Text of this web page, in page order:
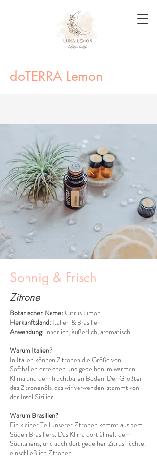
doTERRA Lemon
Sonnig & Frisch
Zitrone
Botanischer Name: Citrus Limon
Herkunftsland: Italien & Brasilien
Anwendung: innerlich, äußerlich, aromatisch
Warum Italien?
In Italien können Zitronen die Größe von
Softbällen erreichen und gedeihen im warmen
Klima und dem fruchtbaren Boden. Der Großteil
des Zitronenöls, das wir verwenden, stammt von
der Insel Sizilien.
Warum Brasilien?
Ein kleiner Teil unserer Zitronen kommt aus dem
Süden Brasiliens. Das Klima dort ähnelt dem
Süditaliens, und auch dort gedeihen Zitrusfrüchte,
einschließlich Zitronen.